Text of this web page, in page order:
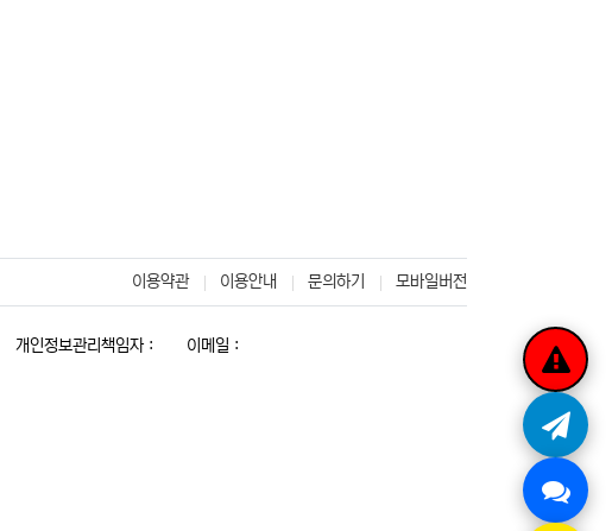
이용약관 이용안내 문의하기 모바일버전
개인정보관리책임자 : 이메일 :